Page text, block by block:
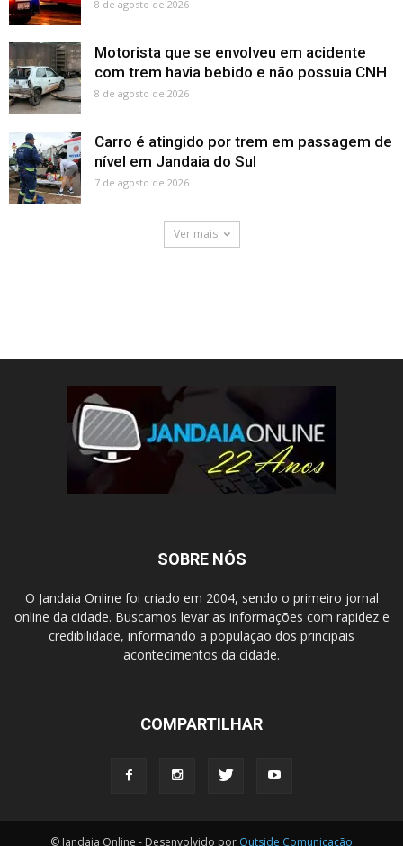
8 de agosto de 2026
Motorista que se envolveu em acidente
com trem havia bebido e não possuia CNH
8 de agosto de 2026
Carro é atingido por trem em passagem de
nível em Jandaia do Sul
7 de agosto de 2026
Ver mais
SOBRE NÓS
O Jandaia Online foi criado em 2004, sendo o primeiro jornal
online da cidade. Buscamos levar as informações com rapidez e
credibilidade, informando a população dos principais
acontecimentos da cidade.
COMPARTILHAR
© Jandaia Online - Desenvolvido por Outside Comunicação